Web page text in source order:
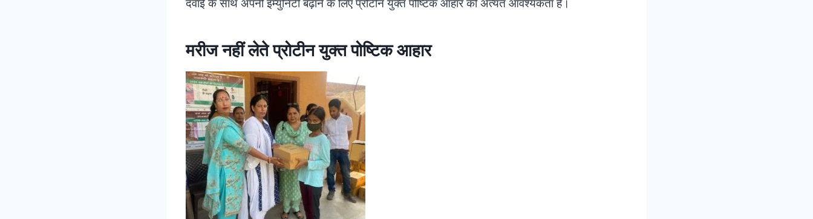
दवाई के साथ अपनी इम्युनिटी बढ़ाने के लिए प्रोटीन युक्त पौष्टिक आहार की अत्यंत आवश्यकता है।
मरीज नहीं लेते प्रोटीन युक्त पोष्टिक आहार